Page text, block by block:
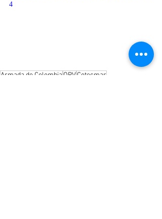
4
Armada de Colombia OPVCotecmar